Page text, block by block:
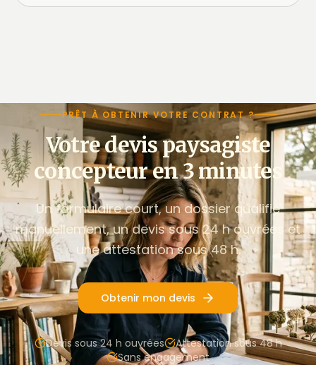
PRÊT À OBTENIR VOTRE CONTRAT ?
Votre devis paysagiste
concepteur en 3 minutes
Un formulaire court, un dossier qualifié
manuellement, un devis sous 24 h ouvrées et
une attestation sous 48 h.
Obtenir mon devis
Devis sous 24 h ouvrées
Attestation sous 48 h
Sans engagement